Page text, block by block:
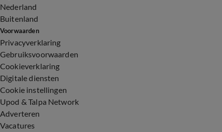
Nederland
Buitenland
Voorwaarden
Privacyverklaring
Gebruiksvoorwaarden
Cookieverklaring
Digitale diensten
Cookie instellingen
Upod & Talpa Network
Adverteren
Vacatures